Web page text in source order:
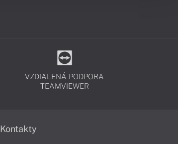
VZDIALENÁ PODPORA
TEAMVIEWER
Kontakty